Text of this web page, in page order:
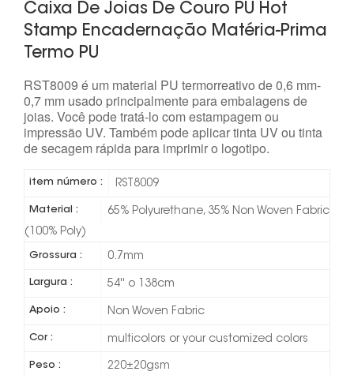
Caixa De Joias De Couro PU Hot
Stamp Encadernação Matéria-Prima
Termo PU
RST8009 é um material PU termorreativo de 0,6 mm-
0,7 mm usado principalmente para embalagens de
joias. Você pode tratá-lo com estampagem ou
impressão UV. Também pode aplicar tinta UV ou tinta
de secagem rápida para imprimir o logotipo.
item número : RST8009
Material :
65% Polyurethane, 35% Non Woven Fabric
(100% Poly)
Grossura : 0.7mm
Largura : 54'' o 138cm
Apoio : Non Woven Fabric
Cor : multicolors or your customized colors
Peso : 220±20gsm